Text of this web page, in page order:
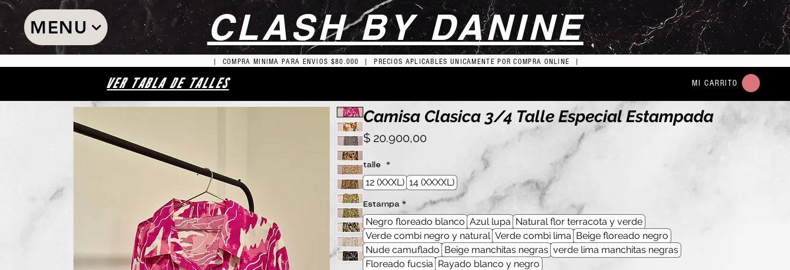
MENU CLASH BY DANINE
| COMPRA MINIMA PARA ENVIOS $80.000 | PRECIOS APLICABLES UNICAMENTE POR COMPRA ONLINE |
VER TABLA DE TALLES MI CARRITO
Camisa Clasica 3/4 Talle Especial Estampada
$ 20.900,00Precio
talle *
12 (XXXL) 14 (XXXXL)
Estampa *
Negro floreado blanco Azul lupa Natural flor terracota y verde
Verde combi negro y natural Verde combi lima Beige floreado negro
Nude camuflado Beige manchitas negras verde lima manchitas negras
Floreado fucsia Rayado blanco y negro